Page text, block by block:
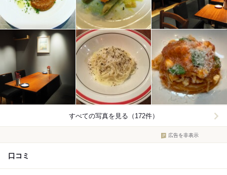
すべての写真を見る（172件）
広告を非表示
口コミ